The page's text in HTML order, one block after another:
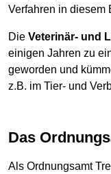
Verfahren in diesem
Die Veterinär- und
einigen Jahren zu
geworden und
z.B. im Tier- und
Das
Als Ordnungsamt